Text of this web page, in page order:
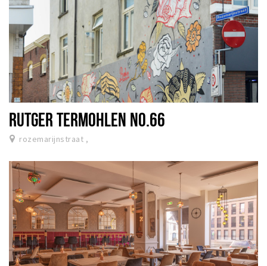
RUTGER TERMOHLEN NO.66
rozemarijnstraat ,